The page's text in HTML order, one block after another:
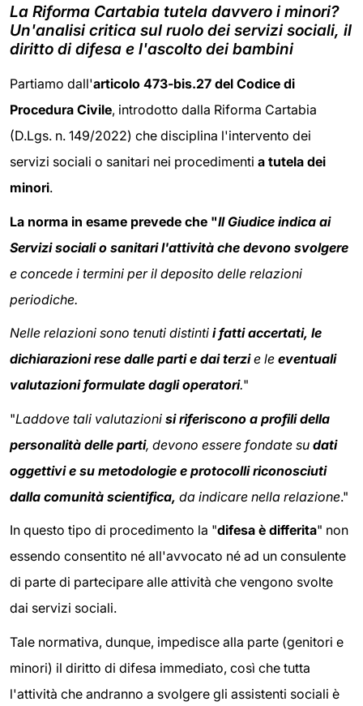
La Riforma Cartabia tutela davvero i minori?
Un'analisi critica sul ruolo dei servizi sociali, il
diritto di difesa e l'ascolto dei bambini
Partiamo dall'articolo 473-bis.27 del Codice di
Procedura Civile, introdotto dalla Riforma Cartabia
(D.Lgs. n. 149/2022) che disciplina l'intervento dei
servizi sociali o sanitari nei procedimenti a tutela dei
minori.
La norma in esame prevede che "Il Giudice indica ai
Servizi sociali o sanitari l'attività che devono svolgere
e concede i termini per il deposito delle relazioni
periodiche.
Nelle relazioni sono tenuti distinti i fatti accertati, le
dichiarazioni rese dalle parti e dai terzie le eventuali
valutazioni formulate dagli operatori."
"Laddove tali valutazioni si riferiscono a profili della
personalità delle parti, devono essere fondate su dati
oggettivi e su metodologie e protocolli riconosciuti
dalla comunità scientifica, da indicare nella relazione."
In questo tipo di procedimento la "difesa è differita" non
essendo consentito né all'avvocato né ad un consulente
di parte di partecipare alle attività che vengono svolte
dai servizi sociali.
Tale normativa, dunque, impedisce alla parte (genitori e
minori) il diritto di difesa immediato, così che tutta
l'attività che andranno a svolgere gli assistenti sociali è